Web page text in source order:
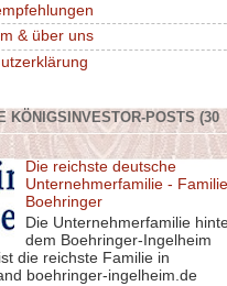
& über uns
KÖNIGSINVESTOR-POSTS (30
Die reichste deutsche
Unternehmerfamilie - Familie
Boehringer
Die Unternehmerfamilie
dem Boehringer-Ingelheim
die reichste Familie in
boehringer-ingelheim.de